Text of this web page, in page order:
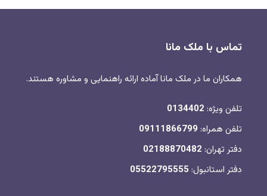
تماس با ملک مانا
همکاران ما در ملک مانا آماده ارائه راهنمایی و مشاوره هستند.
تلفن ویژه: 0134402
تلفن همراه: 09111866799
دفتر تهران: 02188870482
دفتر استانبول: 05522795555